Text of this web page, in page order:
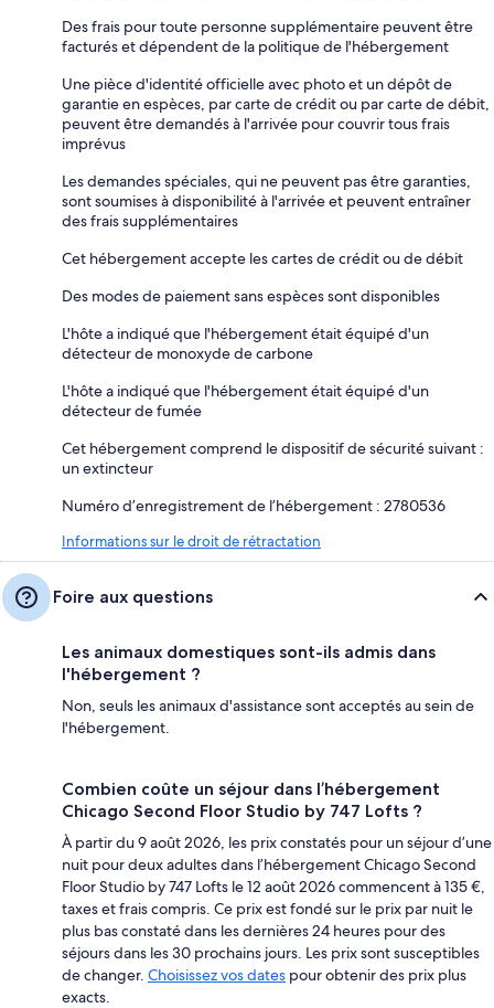
Des frais pour toute personne supplémentaire peuvent être
facturés et dépendent de la politique de l'hébergement
Une pièce d'identité officielle avec photo et un dépôt de
garantie en espèces, par carte de crédit ou par carte de débit,
peuvent être demandés à l'arrivée pour couvrir tous frais
imprévus
Les demandes spéciales, qui ne peuvent pas être garanties,
sont soumises à disponibilité à l'arrivée et peuvent entraîner
des frais supplémentaires
Cet hébergement accepte les cartes de crédit ou de débit
Des modes de paiement sans espèces sont disponibles
L'hôte a indiqué que l'hébergement était équipé d'un
détecteur de monoxyde de carbone
L'hôte a indiqué que l'hébergement était équipé d'un
détecteur de fumée
Cet hébergement comprend le dispositif de sécurité suivant :
un extincteur
Numéro d’enregistrement de l’hébergement : 2780536
Informations sur le droit de rétractation
Foire aux questions
Les animaux domestiques sont-ils admis dans
l'hébergement ?
Non, seuls les animaux d'assistance sont acceptés au sein de
l'hébergement.
Combien coûte un séjour dans l’hébergement
Chicago Second Floor Studio by 747 Lofts ?
À partir du 9 août 2026, les prix constatés pour un séjour d’une
nuit pour deux adultes dans l’hébergement Chicago Second
Floor Studio by 747 Lofts le 12 août 2026 commencent à 135 €,
taxes et frais compris. Ce prix est fondé sur le prix par nuit le
plus bas constaté dans les dernières 24 heures pour des
séjours dans les 30 prochains jours. Les prix sont susceptibles
de changer. Choisissez vos dates pour obtenir des prix plus
exacts.